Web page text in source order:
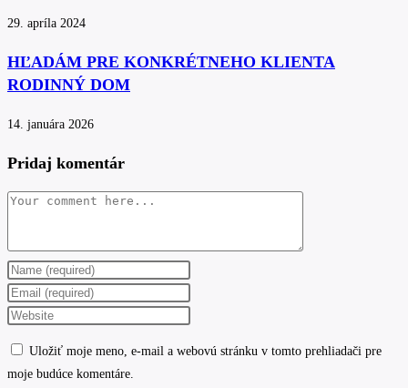
29. apríla 2024
HĽADÁM PRE KONKRÉTNEHO KLIENTA
RODINNÝ DOM
14. januára 2026
Pridaj komentár
Comment
Enter
your
name
Enter
your
Enter
URL
Uložiť moje meno, e-mail a webovú stránku v tomto prehliadači pre
moje budúce komentáre.